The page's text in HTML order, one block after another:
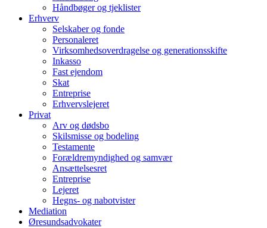
Håndbøger og tjeklister
Erhverv
Selskaber og fonde
Personaleret
Virksomhedsoverdragelse og generationsskifte
Inkasso
Fast ejendom
Skat
Entreprise
Erhvervslejeret
Privat
Arv og dødsbo
Skilsmisse og bodeling
Testamente
Forældremyndighed og samvær
Ansættelsesret
Entreprise
Lejeret
Hegns- og nabotvister
Mediation
Øresundsadvokater